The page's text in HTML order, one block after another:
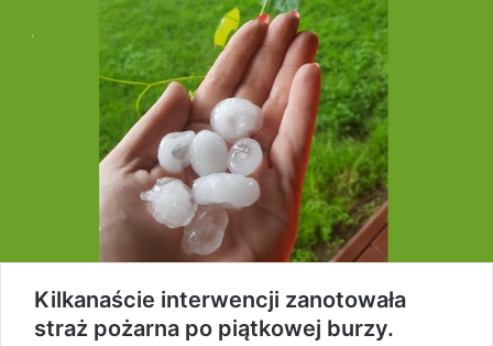
Kilkanaście interwencji zanotowała
straż pożarna po piątkowej burzy.